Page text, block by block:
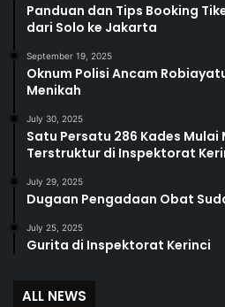
Panduan dan Tips Booking
dari Solo ke Jakarta
September 19, 2025
Oknum Polisi Ancam
Menikah
July 30, 2025
Satu Persatu 286 Kades
Terstruktur di Inspektorat
July 29, 2025
Dugaan Pengadaan Obat
July 25, 2025
Gurita di Inspektorat Kerinci
ALL NEWS